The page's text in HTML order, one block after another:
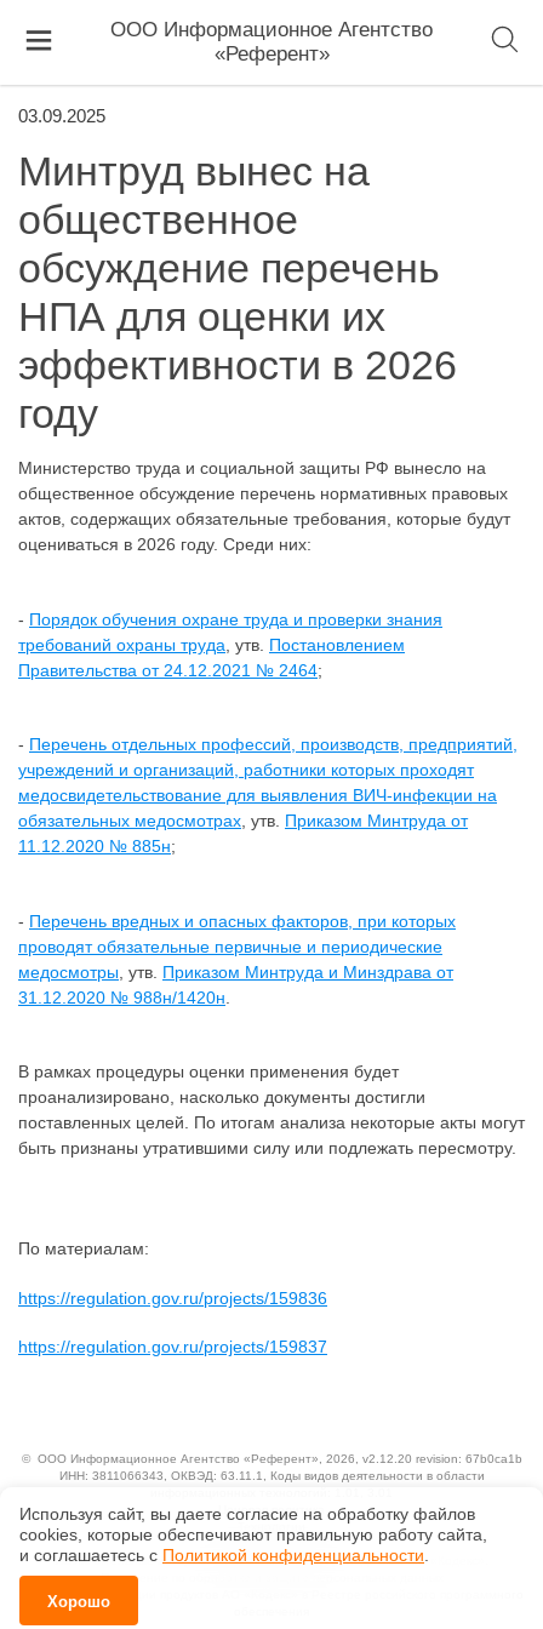
ООО Информационное Агентство
«Референт»
03.09.2025
Минтруд вынес на
общественное
обсуждение перечень
НПА для оценки их
эффективности в 2026
году
Министерство труда и социальной защиты РФ вынесло на
общественное обсуждение перечень нормативных правовых
актов, содержащих обязательные требования, которые будут
оцениваться в 2026 году. Среди них:
- Порядок обучения охране труда и проверки знания
требований охраны труда , утв. Постановлением
Правительства от 24.12.2021 № 2464;
- Перечень отдельных профессий, производств, предприятий,
учреждений и организаций, работники которых проходят
медосвидетельствование для выявления ВИЧ-инфекции на
обязательных медосмотрах , утв. Приказом Минтруда от
11.12.2020 № 885н;
- Перечень вредных и опасных факторов, при которых
проводят обязательные первичные и периодические
медосмотры , утв. Приказом Минтруда и Минздрава от
31.12.2020 № 988н/1420н
В рамках процедуры оценки применения будет
проанализировано, насколько документы достигли
поставленных целей. По итогам анализа некоторые акты могут
быть признаны утратившими силу или подлежать пересмотру.
По материалам:
https://regulation.gov.ru/projects/159836
https://regulation.gov.ru/projects/159837
© ООО Информационное Агентство «Референт» , 2026, v2.12.20 revision: 67b0ca1b
ИНН: 3811066343, ОКВЭД: 63.11.1, Коды видов деятельности в области
Ценовая политика
Исключительные авторские и смежные права принадлежат АО «Кодекс».
Положение по обработке и защите персональных данных
Справка о регистрации продуктов АО «Кодекс» в Реестре российского программного
Используя сайт, вы даете согласие на обработку файлов
сооkiеs, которые обеспечивают правильную работу сайта,
и соглашаетесь с Политикой конфиденциальности.
Хорошо